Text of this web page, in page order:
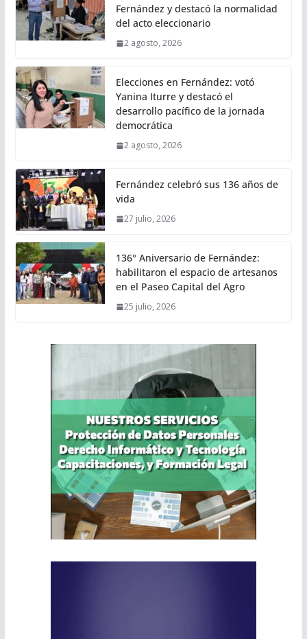
Fernández y destacó la normalidad
del acto eleccionario
2 agosto, 2026
Elecciones en Fernández: votó
Yanina Iturre y destacó el
desarrollo pacífico de la jornada
democrática
2 agosto, 2026
Fernández celebró sus 136 años de
vida
27 julio, 2026
136° Aniversario de Fernández:
habilitaron el espacio de artesanos
en el Paseo Capital del Agro
25 julio, 2026